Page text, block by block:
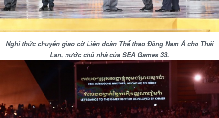
Nghi thức chuyển giao cờ Liên đoàn Thể thao Đông Nam Á cho Thái
Lan, nước chủ nhà của SEA Games 33.